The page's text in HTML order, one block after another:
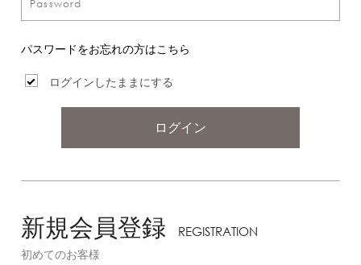
パスワードをお忘れの方はこちら
ログインしたままにする
ログイン
新規会員登録 REGISTRATION
初めてのお客様